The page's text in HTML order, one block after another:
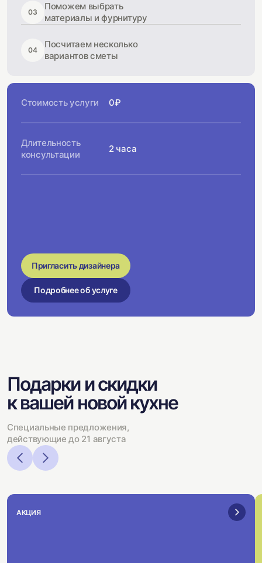
03
Поможем выбрать
материалы и фурнитуру
04
Посчитаем несколько
вариантов сметы
Стоимость услуги 0₽
Длительность
консультации
2 часа
Пригласить дизайнера
Подробнее об услуге
Подарки и скидки
к вашей новой кухне
Специальные предложения,
действующие до 21 августа
АКЦИЯ